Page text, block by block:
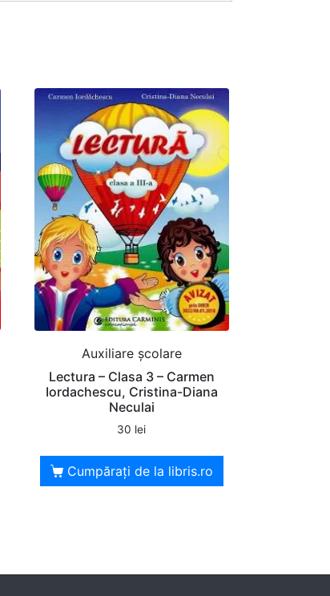
Auxiliare şcolare
Lectura – Clasa 3 – Carmen
Iordachescu, Cristina-Diana
Neculai
30 lei
Cumpărați de la libris.ro